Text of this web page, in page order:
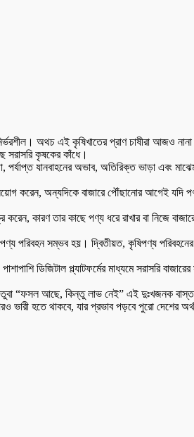
অথচ এই কৃষিখাতের প্রাণ চাষীরা আজও
সরাসরি কৃষকের কাঁধে।
যানবাহনের অভাব, অতিরিক্ত ভাড়া এবং
করেন, অন্যদিকে বাজারে পৌঁছানোর আগেই যদি
কারণ তার কাছে পণ্য ধরে রাখার বা নিজে
সম্ভব হয়। দ্বিতীয়ত, কৃষিপণ্য পরিবহনের
ডিজিটাল প্ল্যাটফর্মের মাধ্যমে সরাসরি বাজারের
নতুবা “ফসল আছে, কিন্তু লাভ নেই” এই দুঃখজনক
হতে থাকবে, যার প্রভাব পড়বে পুরো দেশের